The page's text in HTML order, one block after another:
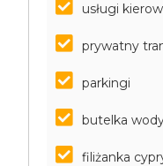
usługi
prywatny
parkingi
butelka
filiżanka